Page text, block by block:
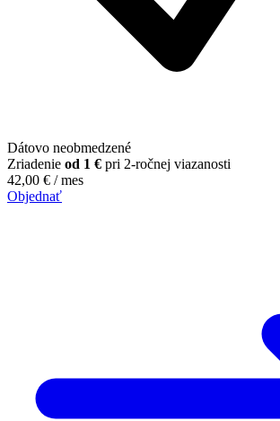
Dátovo neobmedzené
Zriadenie od 1 € pri 2-ročnej viazanosti
42,00 € / mes
Objednať